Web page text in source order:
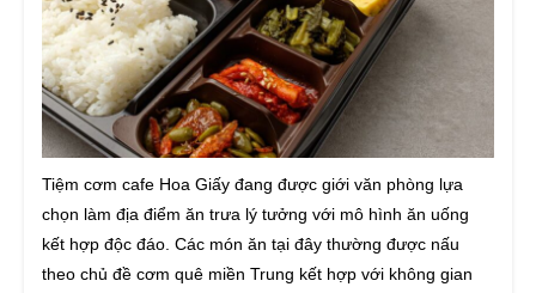
Tiệm cơm cafe Hoa Giấy đang được giới văn phòng lựa
chọn làm địa điểm ăn trưa lý tưởng với mô hình ăn uống
kết hợp độc đáo. Các món ăn tại đây thường được nấu
theo chủ đề cơm quê miền Trung kết hợp với không gian